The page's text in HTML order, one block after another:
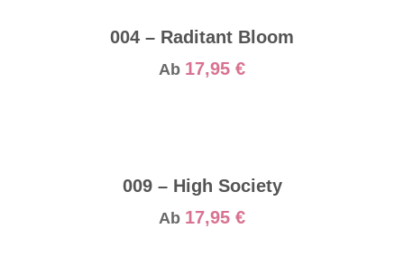
004 – Raditant Bloom
Ab 17,95 €
009 – High Society
Ab 17,95 €